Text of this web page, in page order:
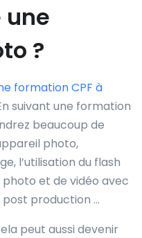
une
?
formation CPF à
suivant une formation
beaucoup de
photo,
l’utilisation du flash
photo et de vidéo avec
post production …
peut aussi devenir